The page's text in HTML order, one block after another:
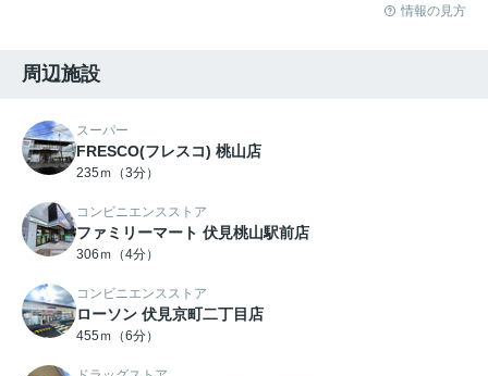
情報の見方
周辺施設
スーパー
FRESCO(フレスコ) 桃山店
235ｍ（3分）
コンビニエンスストア
ファミリーマート 伏見桃山駅前店
306ｍ（4分）
コンビニエンスストア
ローソン 伏見京町二丁目店
455ｍ（6分）